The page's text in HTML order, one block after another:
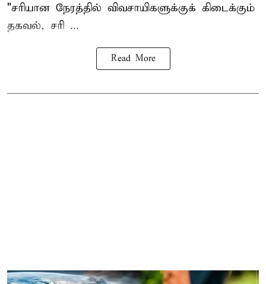
"சரியான நேரத்தில் விவசாயிகளுக்குக் கிடைக்கும்
தகவல், சரி ...
Read More